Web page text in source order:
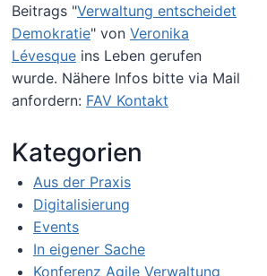
Beitrags "Verwaltung entscheidet
Demokratie" von Veronika
Lévesque ins Leben gerufen
wurde. Nähere Infos bitte via Mail
anfordern: FAV Kontakt
Kategorien
Aus der Praxis
Digitalisierung
Events
In eigener Sache
Konferenz Agile Verwaltung